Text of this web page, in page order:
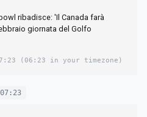
ribadisce: 'Il Canada farà
giornata del Golfo
(06:23 in your timezone)
07:23